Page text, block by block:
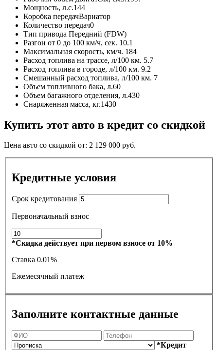
Мощность, л.с.144
Коробка передачВариатор
Количество передач0
Тип привода Передний (FDW)
Разгон от 0 до 100 км/ч, сек. 10.1
Максимальная скорость, км/ч. 184
Расход топлива на трассе, л/100 км. 5.7
Расход топлива в городе, л/100 км. 9.2
Смешанный расход топлива, л/100 км. 7
Объем топливного бака, л.60
Объем багажного отделения, л.430
Снаряженная масса, кг.1430
Купить этот авто в кредит со скидкой
Цена авто со скидкой от: 2 129 000 руб.
Кредитные условия
Срок кредитования
Первоначальный взнос
*Скидка действует при первом взносе от 10%
Ставка 0.01%
Ежемесячный платеж
Заполните контактные данные
*Кредит